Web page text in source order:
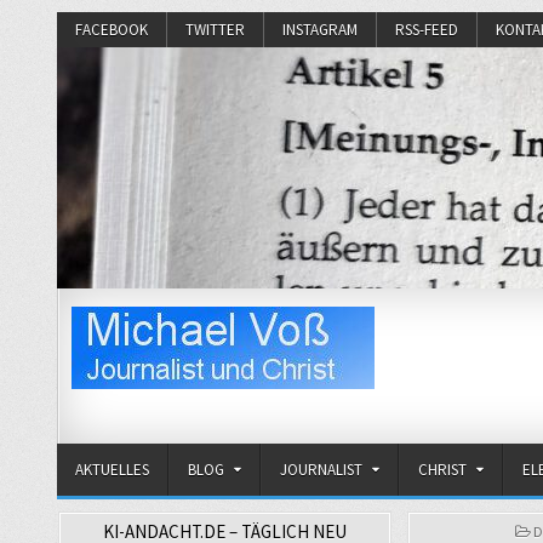
FACEBOOK TWITTER INSTAGRAM RSS-FEED
AKTUELLES BLOG JOURNALIST CHRIST
KI-ANDACHT.DE – TÄGLICH NEU